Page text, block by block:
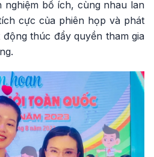
nghiệm bổ ích, cùng nhau lan
cực của phiên họp và phát
thúc đẩy quyền tham gia